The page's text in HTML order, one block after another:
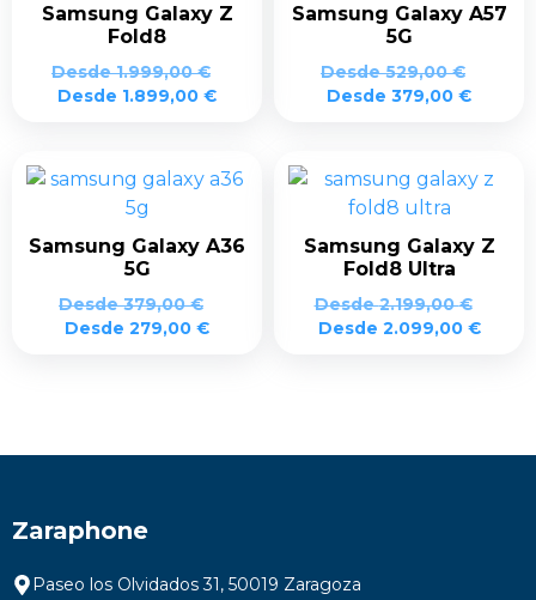
Samsung Galaxy Z
Fold8
Desde1.999,00€
Desde 1.899,00 €
Samsung Galaxy A57
5G
Desde529,00€
Desde 379,00 €
Samsung Galaxy A36
5G
Desde379,00€
Desde 279,00 €
Samsung Galaxy Z
Fold8 Ultra
Desde2.199,00€
Desde 2.099,00 €
Zaraphone
Paseo los Olvidados 31, 50019 Zaragoza